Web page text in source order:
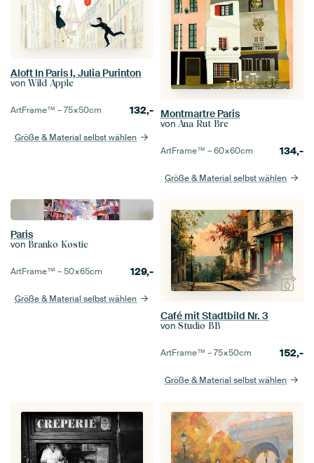
Aloft In Paris I, Julia Purinton
von Wild Apple
ArtFrame™ –75×50cm 132,-
Größe & Material selbst wählen
Montmartre Paris
von Ana Rut Bre
ArtFrame™ –60×60cm 134,-
Größe & Material selbst wählen
Paris
von Branko Kostic
ArtFrame™ –50×65cm 129,-
Größe & Material selbst wählen
Café mit Stadtbild Nr. 3
von Studio BB
ArtFrame™ –75×50cm 152,-
Größe & Material selbst wählen